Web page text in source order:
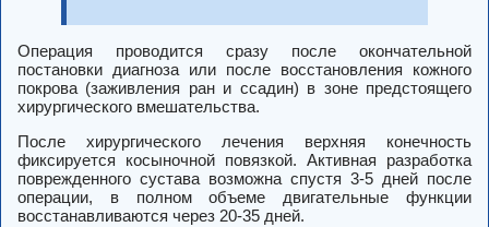
Операция проводится сразу после окончательной
постановки диагноза или после восстановления кожного
покрова (заживления ран и ссадин) в зоне предстоящего
хирургического вмешательства.
После хирургического лечения верхняя конечность
фиксируется косыночной повязкой. Активная разработка
поврежденного сустава возможна спустя 3-5 дней после
операции, в полном объеме двигательные функции
восстанавливаются через 20-35 дней.